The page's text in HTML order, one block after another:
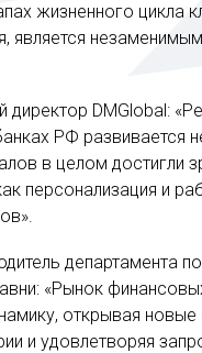
жизненного цикла
является
директор DMGlobal:
РФ
в целом достигли
персонализация и
департамента
«Рынок
открывая
и удовлетворяя